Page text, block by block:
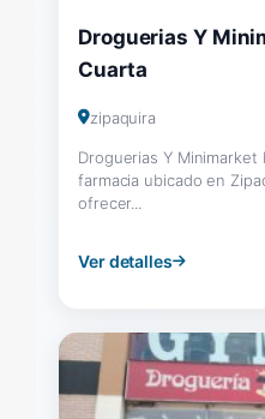
Droguerias Y
Cuarta
zipaquira
Droguerias Y Minimarket
farmacia ubicado en
ofrecer...
Ver detalles